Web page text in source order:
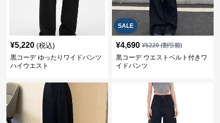
¥5,220 (税込)
黒コーデ ゆったりワイドパンツ
ハイウエスト
SALE
¥4,690 ¥5220(割引前)
黒コーデ ウエストベルト付きワ
イドパンツ